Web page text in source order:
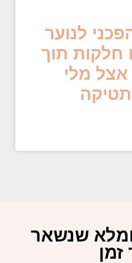
לנוער
חלקות תוך
אצל מלי
ומלא שנשאר
זמן